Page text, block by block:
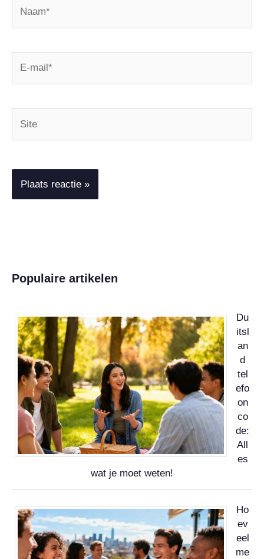
Populaire artikelen
Du
itsl
an
d
tel
efo
on
co
de:
All
es
wat je moet weten!
Ho
ev
eel
me